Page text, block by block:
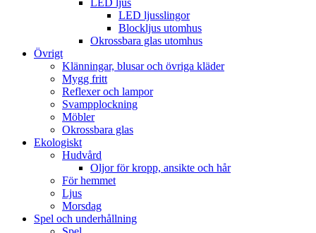
LED ljus
LED ljusslingor
Blockljus utomhus
Okrossbara glas utomhus
Övrigt
Klänningar, blusar och övriga kläder
Mygg fritt
Reflexer och lampor
Svampplockning
Möbler
Okrossbara glas
Ekologiskt
Hudvård
Oljor för kropp, ansikte och hår
För hemmet
Ljus
Morsdag
Spel och underhållning